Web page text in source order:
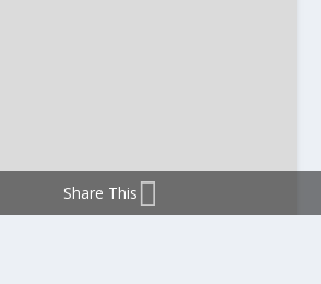
Share This